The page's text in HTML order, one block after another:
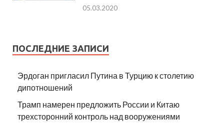
05.03.2020
ПОСЛЕДНИЕ ЗАПИСИ
Эрдоган пригласил Путина в Турцию к столетию
дипотношений
Трамп намерен предложить России и Китаю
трехсторонний контроль над вооружениями